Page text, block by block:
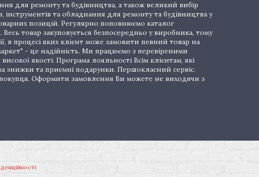
для ремонту та будівництва, а також великий вибір
та обладнання для ремонту та будівництва у
позицій. Регулярно поповнюємо каталог
товар закуповується безпосередньо у виробника, тому
в процесі яких клієнт може замовити певний товар на
- це надійність. Ми працюємо з перевіреними
якості. Програма лояльності Всім клієнтам, які
знижки та приємні подарунки. Першокласний сервіс.
покупця. Оформити замовлення Ви можете не виходячи з